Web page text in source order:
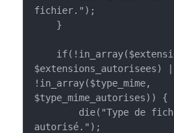
fichier.");
$extensions_autorisees) ||
!in_array($type_mime,
$type_mime_autorises)) {
autorisé.");